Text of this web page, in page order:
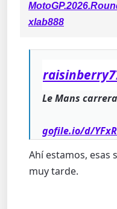
xlab888
Le Mans
gofile.io/d/
Ahí estamos, esas
muy tarde.